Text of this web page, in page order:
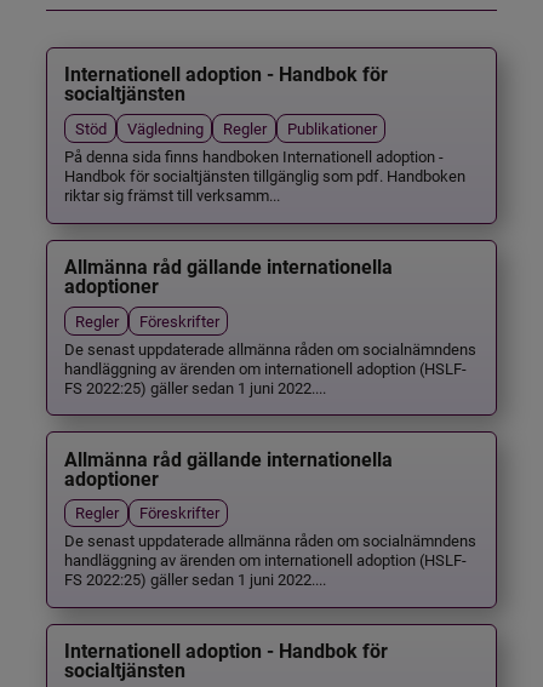
Internationell adoption - Handbok för
socialtjänsten
Stöd Vägledning Regler
Publikationer
På denna sida finns handboken Internationell adoption -
Handbok för socialtjänsten tillgänglig som pdf. Handboken
riktar sig främst till verksamm...
Allmänna råd gällande internationella
adoptioner
Regler
Föreskrifter
De senast uppdaterade allmänna råden om socialnämndens
handläggning av ärenden om internationell adoption (HSLF-
FS 2022:25) gäller sedan 1 juni 2022....
Allmänna råd gällande internationella
adoptioner
Regler
Föreskrifter
De senast uppdaterade allmänna råden om socialnämndens
handläggning av ärenden om internationell adoption (HSLF-
FS 2022:25) gäller sedan 1 juni 2022....
Internationell adoption - Handbok för
socialtjänsten